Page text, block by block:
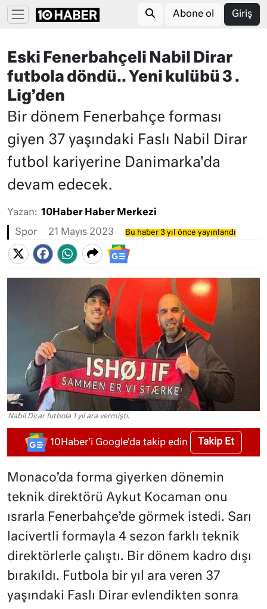
Abone ol Giriş
Eski Fenerbahçeli Nabil Dirar
futbola döndü.. Yeni kulübü 3 .
Lig’den
Bir dönem Fenerbahçe forması
giyen 37 yaşındaki Faslı Nabil Dirar
futbol kariyerine Danimarka'da
devam edecek.
Yazan: 10Haber Haber Merkezi
Spor 21 Mayıs 2023 Bu haber 3 yıl önce yayınlandı
Nabil Dirar futbola 1 yıl ara vermişti.
10Haber'i Google'da takip edin Takip Et
Monaco’da forma giyerken dönemin
teknik direktörü Aykut Kocaman onu
ısrarla Fenerbahçe’de görmek istedi. Sarı
lacivertli formayla 4 sezon farklı teknik
direktörlerle çalıştı. Bir dönem kadro dışı
bırakıldı. Futbola bir yıl ara veren 37
yaşındaki Faslı Dirar evlendikten sonra